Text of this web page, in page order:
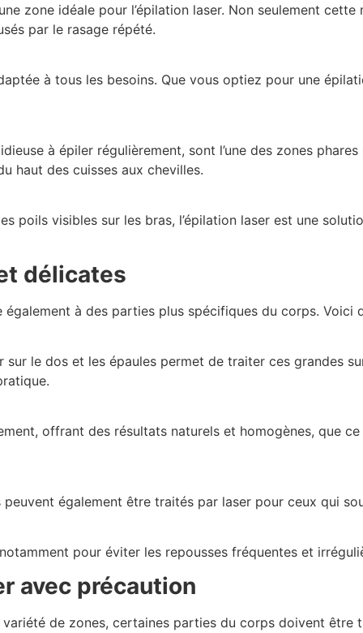
zone idéale pour l’épilation laser. Non seulement
par le rasage répété.
à tous les besoins. Que vous optiez pour une
à épiler régulièrement, sont l’une des zones
haut des cuisses aux chevilles.
poils visibles sur les bras, l’épilation laser est une
délicates
également à des parties plus spécifiques du corps. Voici
sur le dos et les épaules permet de traiter ces grandes
offrant des résultats naturels et homogènes, que
également être traités par laser pour ceux qui
pour éviter les repousses fréquentes et
avec précaution
de zones, certaines parties du corps doivent être